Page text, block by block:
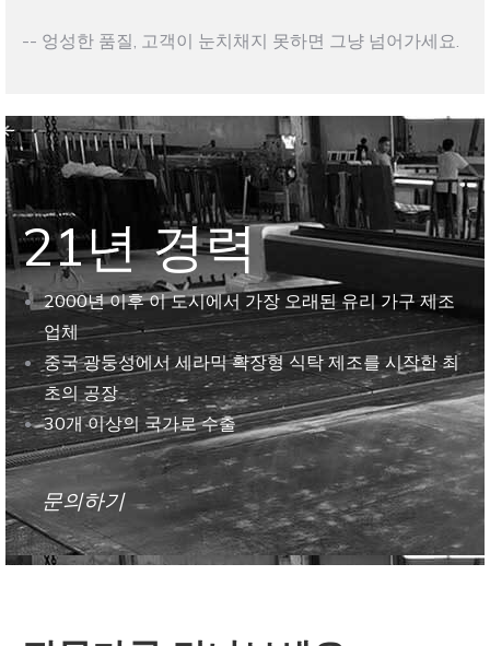
-- 엉성한 품질, 고객이 눈치채지 못하면 그냥 넘어가세요.
21년 경력
2000년 이후 이 도시에서 가장 오래된 유리 가구 제조
업체
중국 광둥성에서 세라믹 확장형 식탁 제조를 시작한 최
초의 공장
30개 이상의 국가로 수출
문의하기